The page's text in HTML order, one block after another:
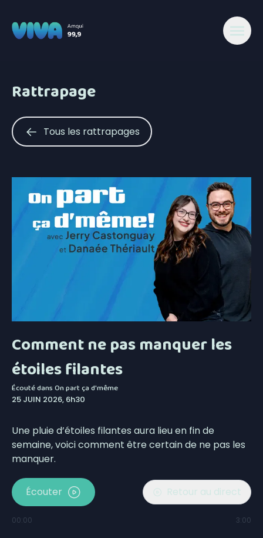
Rattrapage
Tous les rattrapages
Comment ne pas manquer les
étoiles filantes
Écouté dansOn part ça d'même
25 JUIN 2026, 6h30
Une pluie d’étoiles filantes aura lieu en fin de
semaine, voici comment être certain de ne pas les
manquer.
Écouter Retour au direct
00:00 3:00